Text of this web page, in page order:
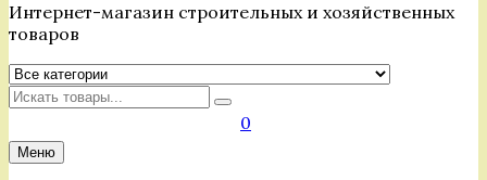
Интернет-магазин строительных и хозяйственных
товаров
Искать
0
Меню